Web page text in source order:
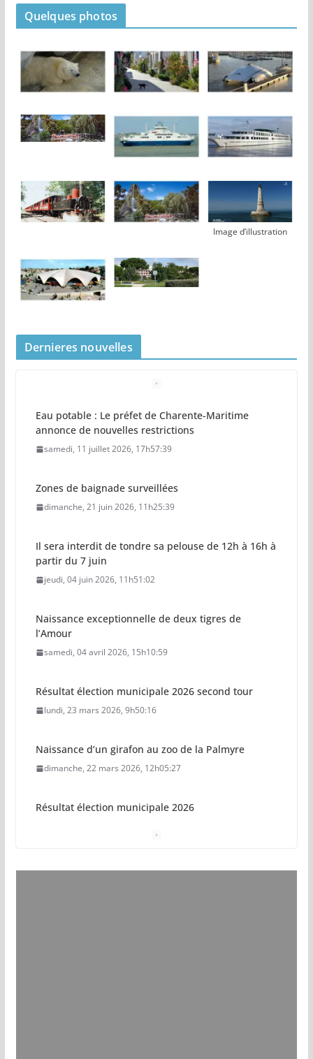
Quelques photos
Image d’illustration
Dernieres nouvelles
Eau potable : Le préfet de Charente-Maritime
annonce de nouvelles restrictions
samedi, 11 juillet 2026, 17h57:39
Zones de baignade surveillées
dimanche, 21 juin 2026, 11h25:39
Il sera interdit de tondre sa pelouse de 12h à 16h à
partir du 7 juin
jeudi, 04 juin 2026, 11h51:02
Naissance exceptionnelle de deux tigres de
l’Amour
samedi, 04 avril 2026, 15h10:59
Résultat élection municipale 2026 second tour
lundi, 23 mars 2026, 9h50:16
Naissance d’un girafon au zoo de la Palmyre
dimanche, 22 mars 2026, 12h05:27
Résultat élection municipale 2026